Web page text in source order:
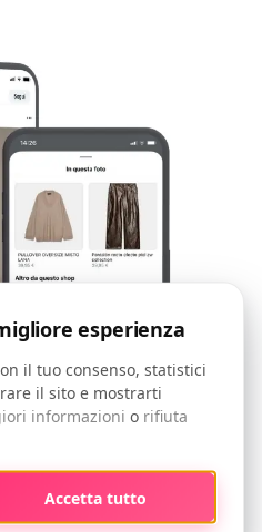
esperienza
il tuo consenso, statistici
il sito e mostrarti
informazioni o rifiuta
Accetta tutto